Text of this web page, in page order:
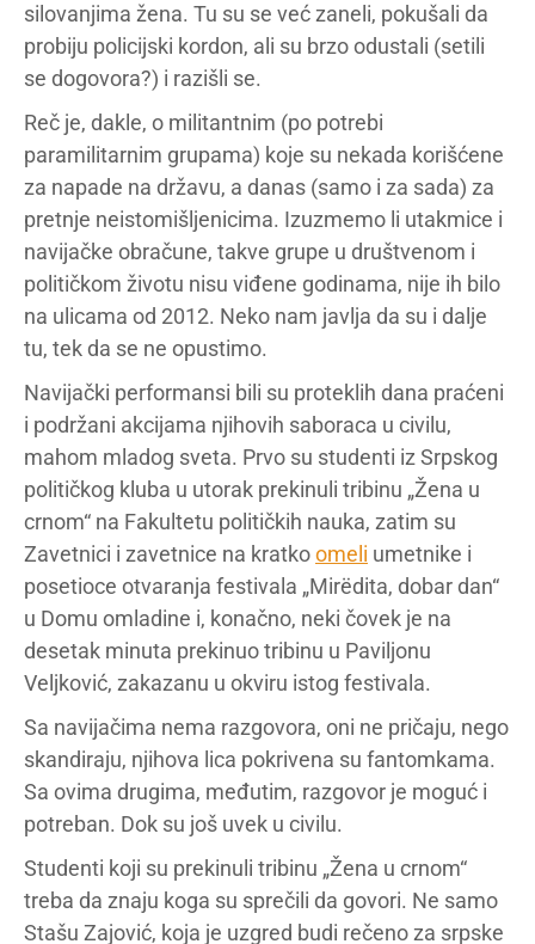
silovanjima žena. Tu su se već zaneli, pokušali da
probiju policijski kordon, ali su brzo odustali (setili
se dogovora?) i razišli se.
Reč je, dakle, o militantnim (po potrebi
paramilitarnim grupama) koje su nekada korišćene
za napade na državu, a danas (samo i za sada) za
pretnje neistomišljenicima. Izuzmemo li utakmice i
navijačke obračune, takve grupe u društvenom i
političkom životu nisu viđene godinama, nije ih bilo
na ulicama od 2012. Neko nam javlja da su i dalje
tu, tek da se ne opustimo.
Navijački performansi bili su proteklih dana praćeni
i podržani akcijama njihovih saboraca u civilu,
mahom mladog sveta. Prvo su studenti iz Srpskog
političkog kluba u utorak prekinuli tribinu „Žena u
crnom“ na Fakultetu političkih nauka, zatim su
Zavetnici i zavetnice na kratkoomeli umetnike i
posetioce otvaranja festivala „Mirëdita, dobar dan“
u Domu omladine i, konačno, neki čovek je na
desetak minuta prekinuo tribinu u Paviljonu
Veljković, zakazanu u okviru istog festivala.
Sa navijačima nema razgovora, oni ne pričaju, nego
skandiraju, njihova lica pokrivena su fantomkama.
Sa ovima drugima, međutim, razgovor je moguć i
potreban. Dok su još uvek u civilu.
Studenti koji su prekinuli tribinu „Žena u crnom“
treba da znaju koga su sprečili da govori. Ne samo
Stašu Zajović, koja je uzgred budi rečeno za srpske